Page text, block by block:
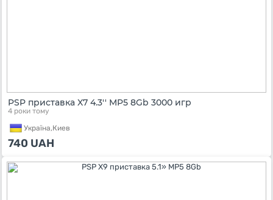
PSP приставка X7 4.3'' MP5 8Gb 3000 игр
4 роки тому
Україна,Киев
740 UAH